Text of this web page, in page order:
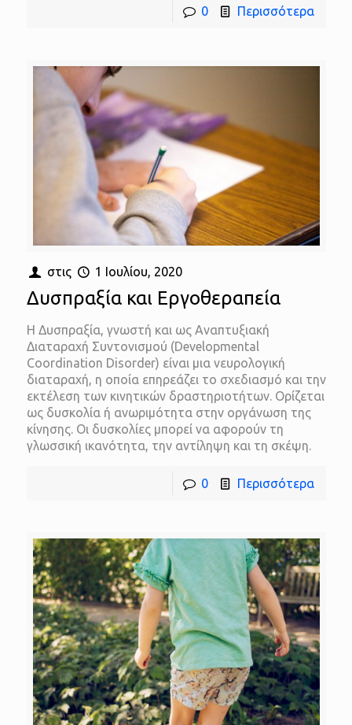
0 Περισσότερα
στις 1 Ιουλίου, 2020
Δυσπραξία και Εργοθεραπεία
Η Δυσπραξία, γνωστή και ως Αναπτυξιακή
Διαταραχή Συντονισμού (Developmental
Coordination Disorder) είναι μια νευρολογική
διαταραχή, η οποία επηρεάζει το σχεδιασμό και την
εκτέλεση των κινητικών δραστηριοτήτων. Ορίζεται
ως δυσκολία ή ανωριμότητα στην οργάνωση της
κίνησης. Οι δυσκολίες μπορεί να αφορούν τη
γλωσσική ικανότητα, την αντίληψη και τη σκέψη.
0 Περισσότερα